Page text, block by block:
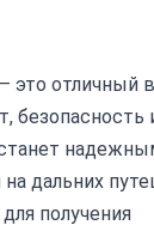
это отличный
безопасность
на дальних
получения